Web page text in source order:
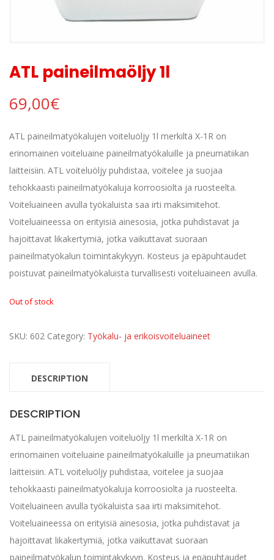
ATL paineilmaöljy 1l
69,00€
ATL paineilmatyökalujen voiteluöljy 1l merkiltä X-1R on
erinomainen voiteluaine paineilmatyökaluille ja pneumatiikan
laitteisiin. ATL voiteluöljy puhdistaa, voitelee ja suojaa
tehokkaasti paineilmatyökaluja korroosiolta ja ruosteelta.
Voiteluaineen avulla työkaluista saa irti maksimitehot.
Voiteluaineessa on erityisiä ainesosia, jotka puhdistavat ja
hajoittavat likakertymiä, jotka vaikuttavat suoraan
paineilmatyökalun toimintakykyyn. Kosteus ja epäpuhtaudet
poistuvat paineilmatyökaluista turvallisesti voiteluaineen avulla.
Out of stock
SKU: 602 Category: Työkalu- ja erikoisvoiteluaineet
DESCRIPTION
DESCRIPTION
ATL paineilmatyökalujen voiteluöljy 1l merkiltä X-1R on
erinomainen voiteluaine paineilmatyökaluille ja pneumatiikan
laitteisiin. ATL voiteluöljy puhdistaa, voitelee ja suojaa
tehokkaasti paineilmatyökaluja korroosiolta ja ruosteelta.
Voiteluaineen avulla työkaluista saa irti maksimitehot.
Voiteluaineessa on erityisiä ainesosia, jotka puhdistavat ja
hajoittavat likakertymiä, jotka vaikuttavat suoraan
paineilmatyökalun toimintakykyyn. Kosteus ja epäpuhtaudet